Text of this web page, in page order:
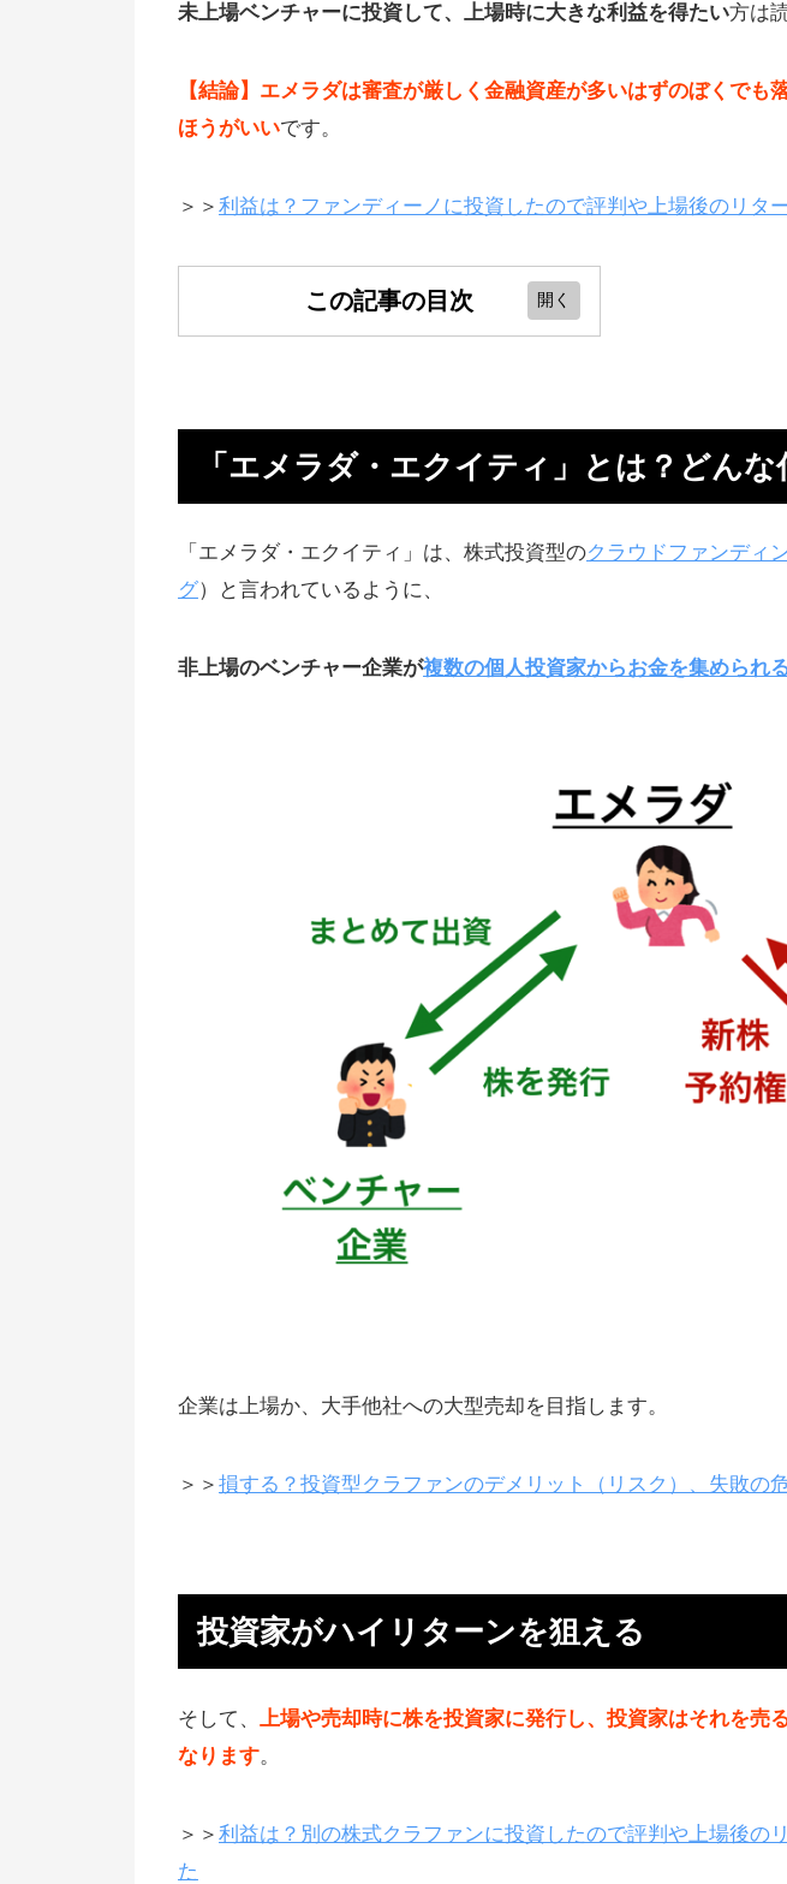
未上場ベンチャーに投資して、上場時に大きな利益を得たい方は
【結論】エメラダは審査が厳しく金融資産が多いはずのぼくでも
ほうがいいです。
＞＞ 利益は？ファンディーノに投資したので評判や上場後のリタ
この記事の目次
投資家がハイリターンを狙える
ユーザーからの評価、口コミは良さ
げ
【大事な話】エメラダの問題点「審
投資で稼ぐチャンスの多いサイトが
エメラダを使う企業側のメリット
箔がつき、その後の資金調達がしや
ベンチャー企業は厳選されている
第1号は、ビール製造メーカー
10年というタイムリミットがある
ターンを
企業の情報は都度、共有してもらえ
理）
投資家が払う手数料はなし
組み
上場や売却で初めて、株を持ち売れ
「エメラダ・エクイティ」とは？どんな
「エメラダ・エクイティ」は、株式投資型のクラウドファンディ
グ）と言われているように、
非上場のベンチャー企業が複数の個人投資家からお金を集められ
企業は上場か、大手他社への大型売却を目指します。
＞＞ 損する？投資型クラファンのデメリット（リスク）、失敗の
投資家がハイリターンを狙える
そして、
上場や売却時に株を投資家に発行し、投資家はそれを売
なります。
＞＞ 利益は？別の株式クラファンに投資したので評判や上場後の
た